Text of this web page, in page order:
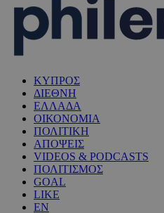
ΚΥΠΡΟΣ
ΔΙΕΘΝΗ
ΕΛΛΑΔΑ
ΟΙΚΟΝΟΜΙΑ
ΠΟΛΙΤΙΚΗ
ΑΠΟΨΕΙΣ
VIDEOS & PODCASTS
ΠΟΛΙΤΙΣΜΟΣ
GOAL
LIKE
EN